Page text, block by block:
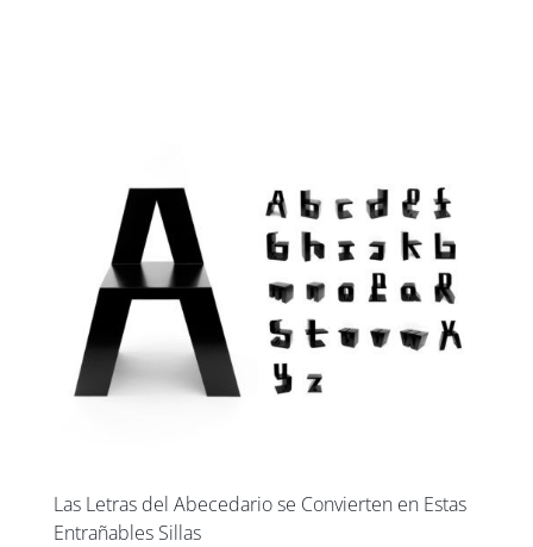
Las Letras del Abecedario se Convierten en Estas
Entrañables Sillas